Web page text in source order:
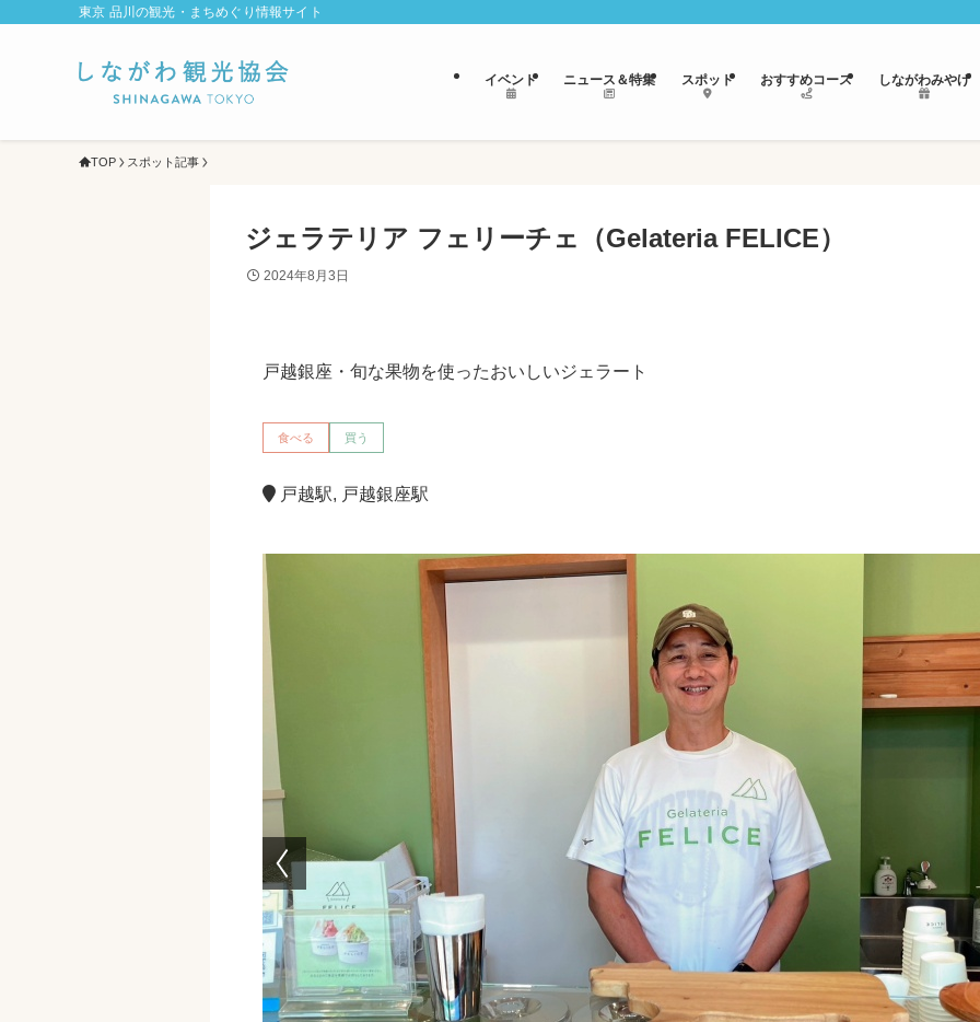
東京 品川の観光・まちめぐり情報サイト
イベント ニュース＆特集 スポット おすすめコース しながわみやげ
TOP スポット記事
ジェラテリア フェリーチェ（Gelateria FELICE）
2024年8月3日
戸越銀座・旬な果物を使ったおいしいジェラート
食べる 買う
戸越駅, 戸越銀座駅